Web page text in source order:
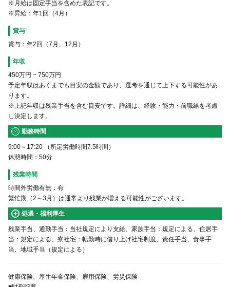
※月給は固定手当を含めた表記です。
※昇給：年1回（4月）
賞与
賞与：年2回（7月、12月）
年収
450万円 ~ 750万円
予定年収はあくまでも目安の金額であり、選考を通じて上下する可能性があ
ります。
※上記年収は残業手当を含む目安です。詳細は、経験・能力・前職給を考慮
し決定します。
勤務時間
9:00～17:20 （所定労働時間7.5時間）
休憩時間：50分
残業時間
時間外労働有無：有
繁忙期（2～3月）は通常より残業が増える可能性がございます。
処遇・福利厚生
残業手当、通勤手当：当社規定により支給、家族手当：規定による、住居手
当：規定による、寮社宅：転勤時に借り上げ社宅制度、責任手当、食事手
当、地域手当（規定による）
健康保険、厚生年金保険、雇用保険、労災保険